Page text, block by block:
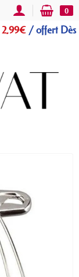
2,99€ /offert Dès
0